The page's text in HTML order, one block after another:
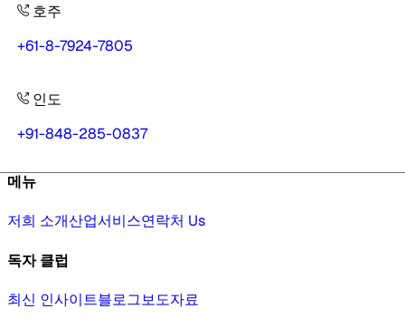
호주
+61-8-7924-7805
인도
+91-848-285-0837
메뉴
저희 소개산업서비스연락처 Us
독자 클럽
최신 인사이트블로그보도자료